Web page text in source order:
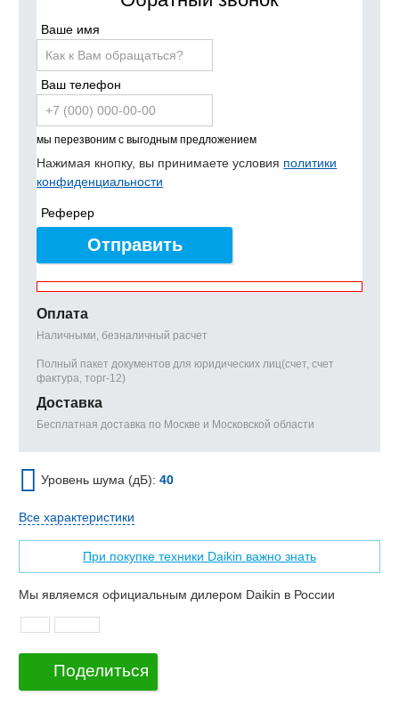
Ваше имя
Ваш телефон
мы перезвоним с выгодным предложением
Нажимая кнопку, вы принимаете условия политики
конфиденциальности
Реферер
Отправить
Оплата
Наличными, безналичный расчет
Полный пакет документов для юридических лиц(счет, счет
фактура, торг-12)
Доставка
Бесплатная доставка по Москве и Московской области
Уровень шума (дБ): 40
Все характеристики
При покупке техники Daikin важно знать
Мы являемся официальным дилером Daikin в России
Поделиться